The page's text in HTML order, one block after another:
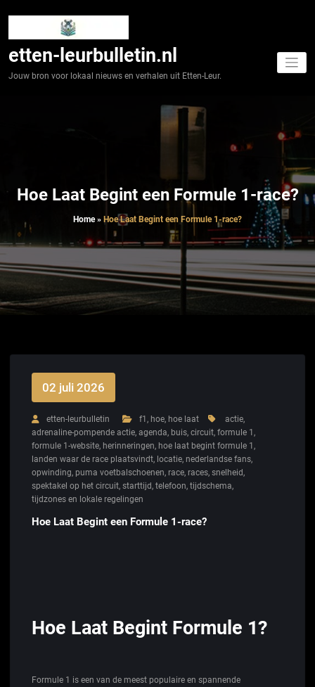
etten-leurbulletin.nl
Jouw bron voor lokaal nieuws en verhalen uit Etten-Leur.
Hoe Laat Begint een Formule 1-race?
Home» Hoe Laat Begint een Formule 1-race?
02 juli 2026
etten-leurbulletin f1 , hoe, hoe laat actie,
adrenaline-pompende actie, agenda, buis, circuit, formule 1 ,
formule 1-website, herinneringen, hoe laat begint formule 1 ,
landen waar de race plaatsvindt, locatie, nederlandse fans,
opwinding, puma voetbalschoenen, race, races, snelheid,
spektakel op het circuit, starttijd, telefoon, tijdschema,
tijdzones en lokale regelingen
Hoe Laat Begint een Formule 1-race?
Hoe Laat Begint Formule 1?
Formule 1 is een van de meest populaire en spannende